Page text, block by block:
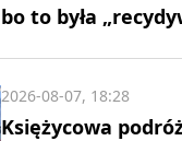
bo to była
Księżycowa
2026-08-07, 18:28